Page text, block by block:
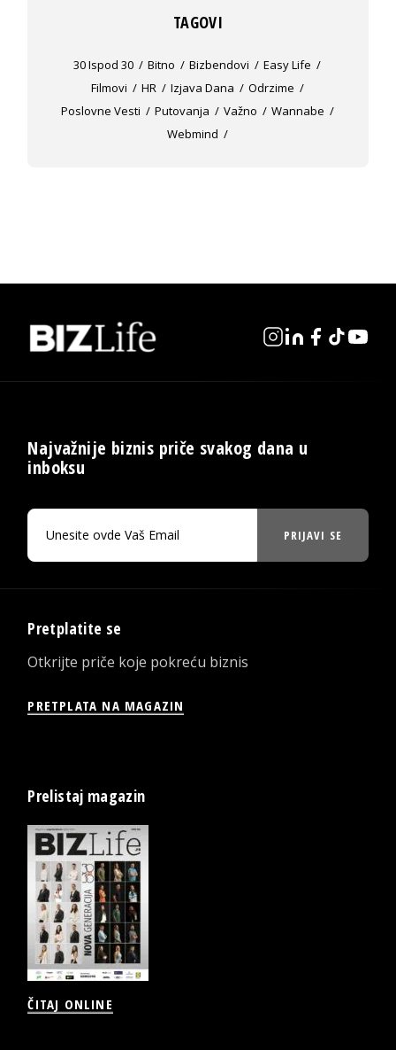
TAGOVI
30 Ispod 30 Bitno Bizbendovi
Easy Life
Filmovi
HR Izjava Dana
Odrzime
Poslovne Vesti
Putovanja Važno
Wannabe
Webmind
Najvažnije biznis priče svakog dana u
inboksu
PRIJAVI SE
Pretplatite se
Otkrijte priče koje pokreću biznis
PRETPLATA NA MAGAZIN
Prelistaj magazin
ČITAJ ONLINE